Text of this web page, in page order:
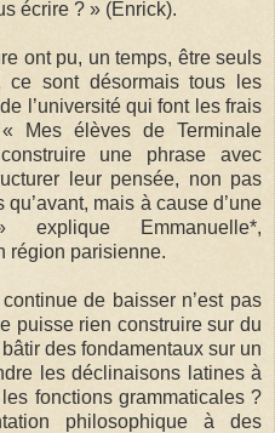
écrire ? » (Enrick).
ont pu, un temps, être seuls
ce sont désormais tous les
l’université qui font les frais
Mes élèves de Terminale
une phrase avec
leur pensée, non pas
mais à cause d’une
explique Emmanuelle*,
région parisienne.
de baisser n’est pas
puisse rien construire sur du
des fondamentaux sur un
les déclinaisons latines à
fonctions grammaticales ?
philosophique à des